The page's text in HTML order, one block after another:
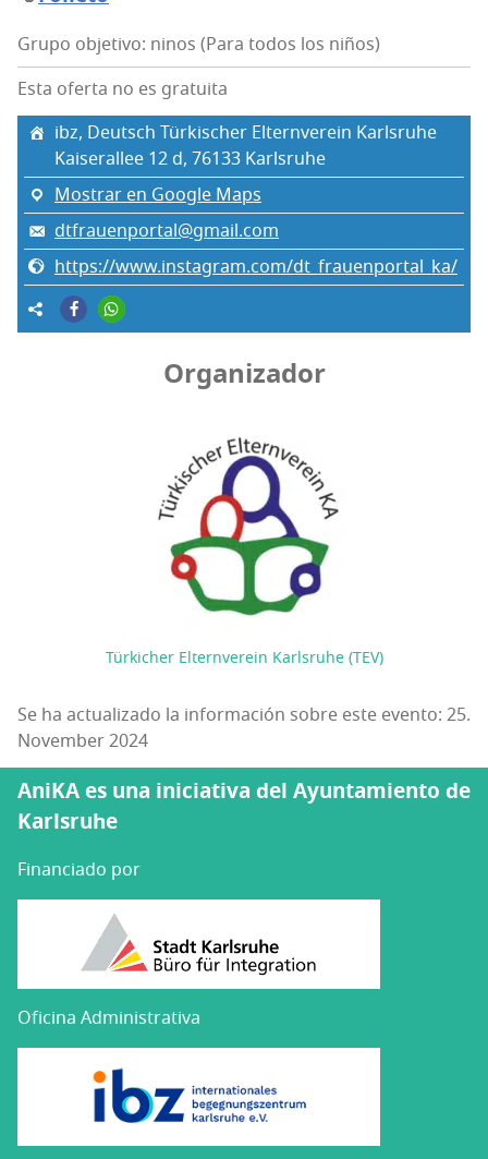
Grupo objetivo: ninos (Para todos los niños)
Esta oferta no es gratuita
ibz, Deu­tsch Tür­kis­cher Eltern­ve­rein Karlsruhe
Kai­se­ra­llee 12 d, 76133 Karls­ruhe
Mostrar en Google Maps
dtfrauenportal@gmail.com
https://www.instagram.com/dt_frauenportal_ka/
Organizador
Türkicher Elternverein Karlsruhe (TEV)
Se ha actualizado la información sobre este evento: 25.
November 2024
AniKA es una iniciativa del Ayuntamiento de
Karlsruhe
Financiado por
Oficina Administrativa